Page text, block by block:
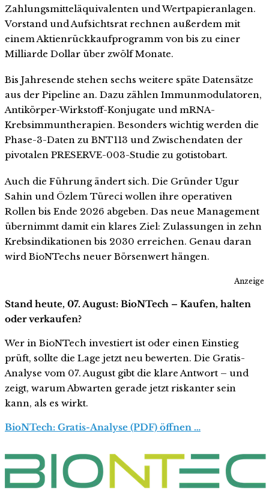
Zahlungsmitteläquivalenten und Wertpapieranlagen.
Vorstand und Aufsichtsrat rechnen außerdem mit
einem Aktienrückkaufprogramm von bis zu einer
Milliarde Dollar über zwölf Monate.
Bis Jahresende stehen sechs weitere späte Datensätze
aus der Pipeline an. Dazu zählen Immunmodulatoren,
Antikörper-Wirkstoff-Konjugate und mRNA-
Krebsimmuntherapien. Besonders wichtig werden die
Phase-3-Daten zu BNT113 und Zwischendaten der
pivotalen PRESERVE-003-Studie zu gotistobart.
Auch die Führung ändert sich. Die Gründer Ugur
Sahin und Özlem Türeci wollen ihre operativen
Rollen bis Ende 2026 abgeben. Das neue Management
übernimmt damit ein klares Ziel: Zulassungen in zehn
Krebsindikationen bis 2030 erreichen. Genau daran
wird BioNTechs neuer Börsenwert hängen.
Anzeige
Stand heute, 07. August: BioNTech – Kaufen, halten
oder verkaufen?
Wer in BioNTech investiert ist oder einen Einstieg
prüft, sollte die Lage jetzt neu bewerten. Die Gratis-
Analyse vom 07. August gibt die klare Antwort – und
zeigt, warum Abwarten gerade jetzt riskanter sein
kann, als es wirkt.
BioNTech: Gratis-Analyse (PDF) öffnen …